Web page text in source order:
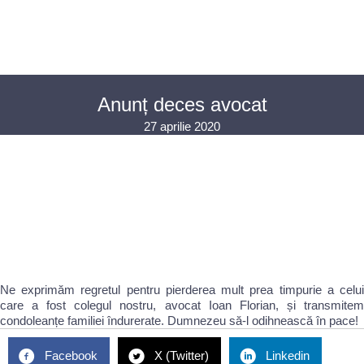
Anunț deces avocat
27 aprilie 2020
Ne exprimăm regretul pentru pierderea mult prea timpurie a celui
care a fost colegul nostru, avocat Ioan Florian, și transmitem
condoleanțe familiei îndurerate. Dumnezeu să-l odihnească în pace!
Facebook X (Twitter) Linkedin